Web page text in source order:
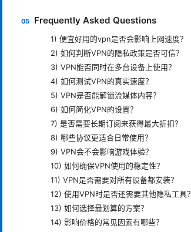
Frequently Asked Questions
1) 便宜好用的vpn是否会影响上网速度？
2) 如何判断VPN的隐私政策是否可信？
3) VPN能否同时在多台设备上使用？
4) 如何测试VPN的真实速度？
5) VPN是否能解锁流媒体内容？
6) 如何简化VPN的设置？
7) 是否需要长期订阅来获得最大折扣？
8) 哪些协议更适合日常使用？
9) VPN会不会影响游戏体验？
10) 如何确保VPN使用的稳定性？
11) VPN是否需要对所有设备都安装？
12) 使用VPN时是否还需要其他隐私工具？
13) 如何选择最划算的方案？
14) 影响价格的常见因素有哪些？